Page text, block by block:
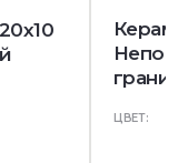
гранит)
ЦВЕТ: